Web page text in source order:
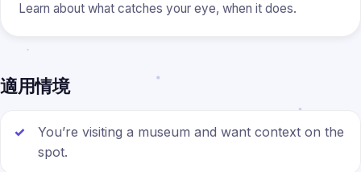
Learn about what catches your eye, when it does.
適用情境
You’re visiting a museum and want context on the
spot.